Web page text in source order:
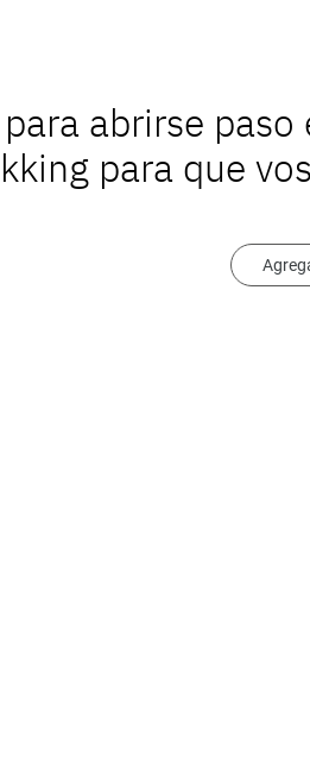
abrirse paso
para que